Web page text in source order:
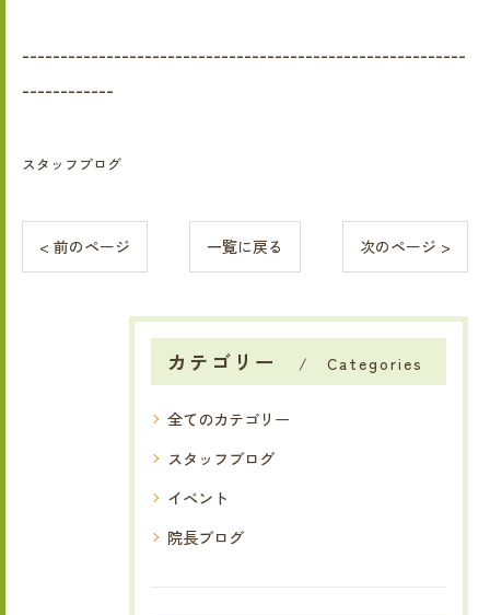
----------------------------------------------------------
------------
スタッフブログ
< 前のページ 一覧に戻る 次のページ >
カテゴリー Categories
全てのカテゴリー
スタッフブログ
イベント
院長ブログ